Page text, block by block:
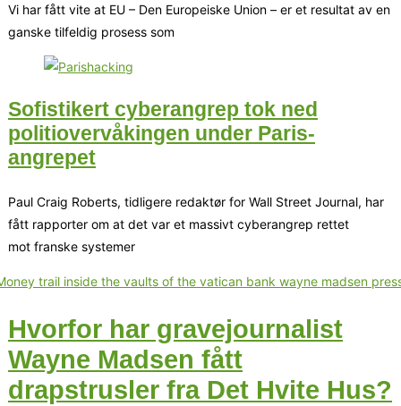
Vi har fått vite at EU – Den Europeiske Union – er et resultat av en
ganske tilfeldig prosess som
Sofistikert cyberangrep tok ned
politiovervåkingen under Paris-
angrepet
Paul Craig Roberts, tidligere redaktør for Wall Street Journal, har
fått rapporter om at det var et massivt cyberangrep rettet
mot franske systemer
Hvorfor har gravejournalist
Wayne Madsen fått
drapstrusler fra Det Hvite Hus?